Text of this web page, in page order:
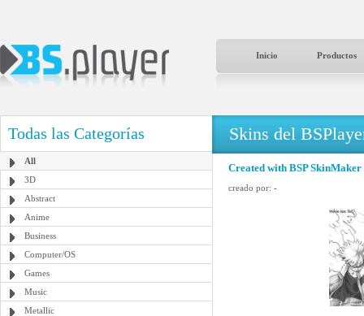
Inicio Productos
Todas las Categorías
All
3D
Abstract
Anime
Business
Computer/OS
Games
Music
Metallic
Skins del
Created with BSP
creado por: -